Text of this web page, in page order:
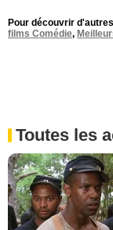
Pour découvrir
films Comédie,
Toutes les